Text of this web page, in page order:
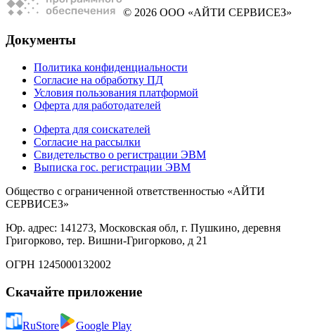
© 2026 ООО «АЙТИ СЕРВИСЕЗ»
Документы
Политика конфиденциальности
Согласие на обработку ПД
Условия пользования платформой
Оферта для работодателей
Оферта для соискателей
Согласие на рассылки
Свидетельство о регистрации ЭВМ
Выписка гос. регистрации ЭВМ
Общество с ограниченной ответственностью «АЙТИ
СЕРВИСЕЗ»
Юр. адрес: 141273, Московская обл, г. Пушкино, деревня
Григорково, тер. Вишни-Григорково, д 21
ОГРН 1245000132002
Скачайте приложение
RuStore Google Play